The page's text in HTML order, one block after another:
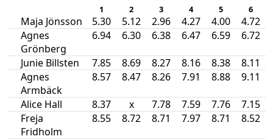
1 2 3 4 5 6
Maja Jönsson 5.30 5.12 2.96 4.27 4.00
4.72
Agnes
Grönberg
6.94 6.30 6.38 6.47 6.59 6.72
Junie Billsten 7.85 8.69 8.27 8.16 8.38
8.11
Agnes
Armbäck
8.57 8.47 8.26 7.91 8.88 9.11
Alice Hall 8.37 x 7.78 7.59 7.76
7.15
Freja
Fridholm
8.55 8.72 8.71 7.97 8.71 8.52